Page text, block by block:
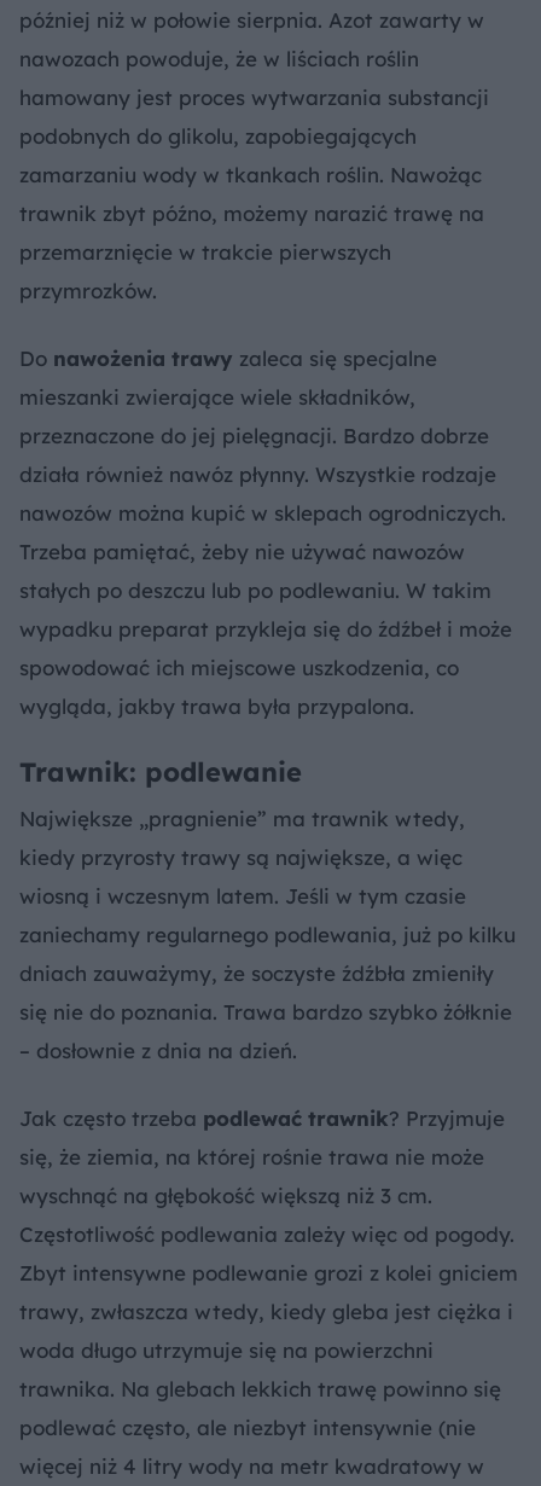
później niż w połowie sierpnia. Azot zawarty w
nawozach powoduje, że w liściach roślin
hamowany jest proces wytwarzania substancji
podobnych do glikolu, zapobiegających
zamarzaniu wody w tkankach roślin. Nawożąc
trawnik zbyt późno, możemy narazić trawę na
przemarznięcie w trakcie pierwszych
przymrozków.
Do nawożenia trawy zaleca się specjalne
mieszanki zwierające wiele składników,
przeznaczone do jej pielęgnacji. Bardzo dobrze
działa również nawóz płynny. Wszystkie rodzaje
nawozów można kupić w sklepach ogrodniczych.
Trzeba pamiętać, żeby nie używać nawozów
stałych po deszczu lub po podlewaniu. W takim
wypadku preparat przykleja się do źdźbeł i może
spowodować ich miejscowe uszkodzenia, co
wygląda, jakby trawa była przypalona.
Trawnik: podlewanie
Największe „pragnienie” ma trawnik wtedy,
kiedy przyrosty trawy są największe, a więc
wiosną i wczesnym latem. Jeśli w tym czasie
zaniechamy regularnego podlewania, już po kilku
dniach zauważymy, że soczyste źdźbła zmieniły
się nie do poznania. Trawa bardzo szybko żółknie
– dosłownie z dnia na dzień.
Jak często trzeba podlewać trawnik? Przyjmuje
się, że ziemia, na której rośnie trawa nie może
wyschnąć na głębokość większą niż 3 cm.
Częstotliwość podlewania zależy więc od pogody.
Zbyt intensywne podlewanie grozi z kolei gniciem
trawy, zwłaszcza wtedy, kiedy gleba jest ciężka i
woda długo utrzymuje się na powierzchni
trawnika. Na glebach lekkich trawę powinno się
podlewać często, ale niezbyt intensywnie (nie
więcej niż 4 litry wody na metr kwadratowy w